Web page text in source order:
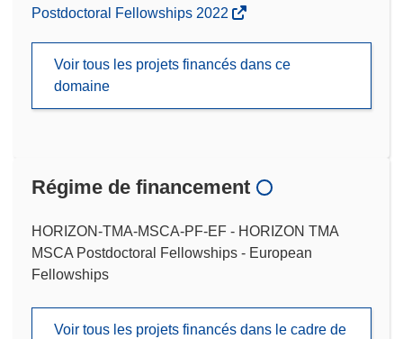
Postdoctoral Fellowships 2022
Voir tous les projets financés dans ce
domaine
Régime de financement
HORIZON-TMA-MSCA-PF-EF - HORIZON TMA
MSCA Postdoctoral Fellowships - European
Fellowships
Voir tous les projets financés dans le cadre de